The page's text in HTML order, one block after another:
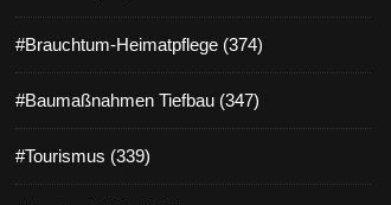
#Brauchtum-Heimatpflege (374)
#Baumaßnahmen Tiefbau (347)
#Tourismus (339)